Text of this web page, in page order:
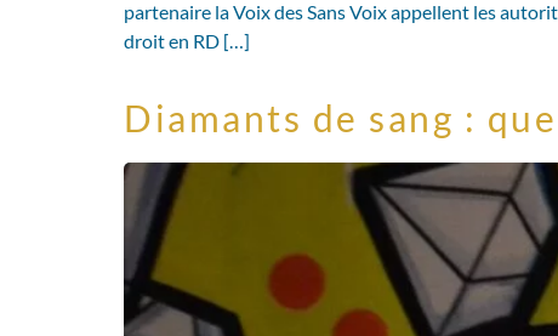
partenaire la Voix des Sans Voix appellent les
droit en RD […]
Diamants de sang :